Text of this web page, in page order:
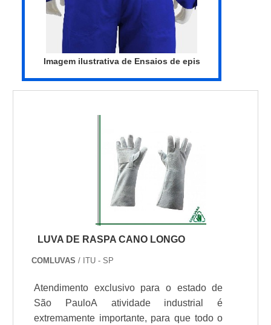
Imagem ilustrativa de Ensaios de epis
LUVA DE RASPA CANO LONGO
COMLUVAS / ITU - SP
Atendimento exclusivo para o estado de
São PauloA atividade industrial é
extremamente importante, para que todo o